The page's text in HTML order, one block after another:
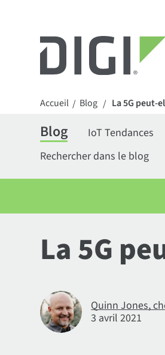
Accueil / Blog / La 5G peut-
Blog IoT Tendances
Rechercher dans le blog
La 5G
Quinn Jones,
3 avril 2021